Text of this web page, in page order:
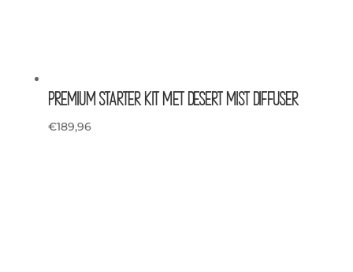
Premium Starter Kit met Desert Mist Diffuser
€189,96